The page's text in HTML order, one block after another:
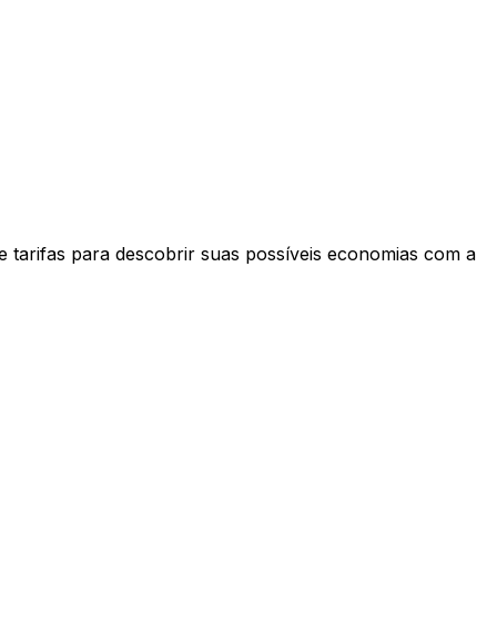
tarifas para descobrir suas possíveis economias com a